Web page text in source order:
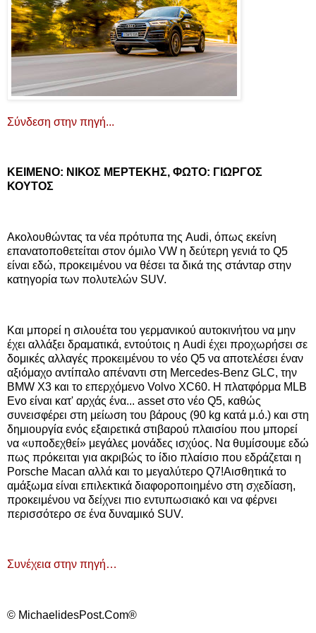
Σύνδεση στην πηγή...
ΚΕΙΜΕΝΟ: ΝΙΚΟΣ ΜΕΡΤΕΚΗΣ, ΦΩΤΟ: ΓΙΩΡΓΟΣ
ΚΟΥΤΟΣ
Ακολουθώντας τα νέα πρότυπα της Audi, όπως εκείνη
επανατοποθετείται στον όμιλο VW η δεύτερη γενιά το Q5
είναι εδώ, προκειμένου να θέσει τα δικά της στάνταρ στην
κατηγορία των πολυτελών SUV.
Και μπορεί η σιλουέτα του γερμανικού αυτοκινήτου να μην
έχει αλλάξει δραματικά, εντούτοις η Audi έχει προχωρήσει σε
δομικές αλλαγές προκειμένου το νέο Q5 να αποτελέσει έναν
αξιόμαχο αντίπαλο απέναντι στη Mercedes-Benz GLC, την
BMW X3 και το επερχόμενο Volvo XC60. Η πλατφόρμα MLB
Εvo είναι κατ' αρχάς ένα... asset στο νέο Q5, καθώς
συνεισφέρει στη μείωση του βάρους (90 kg κατά μ.ό.) και στη
δημιουργία ενός εξαιρετικά στιβαρού πλαισίου που μπορεί
να «υποδεχθεί» μεγάλες μονάδες ισχύος. Να θυμίσουμε εδώ
πως πρόκειται για ακριβώς το ίδιο πλαίσιο που εδράζεται η
Porsche Macan αλλά και το μεγαλύτερο Q7!Αισθητικά το
αμάξωμα είναι επιλεκτικά διαφοροποιημένο στη σχεδίαση,
προκειμένου να δείχνει πιο εντυπωσιακό και να φέρνει
περισσότερο σε ένα δυναμικό SUV.
Συνέχεια στην πηγή…
© MichaelidesPost.Com®